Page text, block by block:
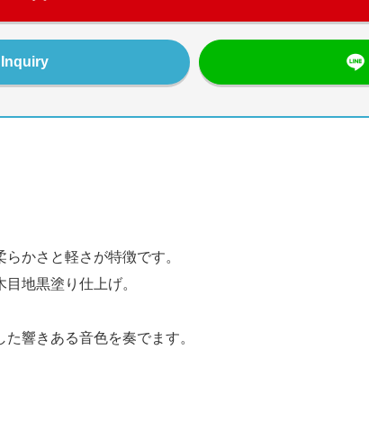
Inquiry
かさと軽さが特徴です。
地黒塗り仕上げ。
響きある音色を奏でます。